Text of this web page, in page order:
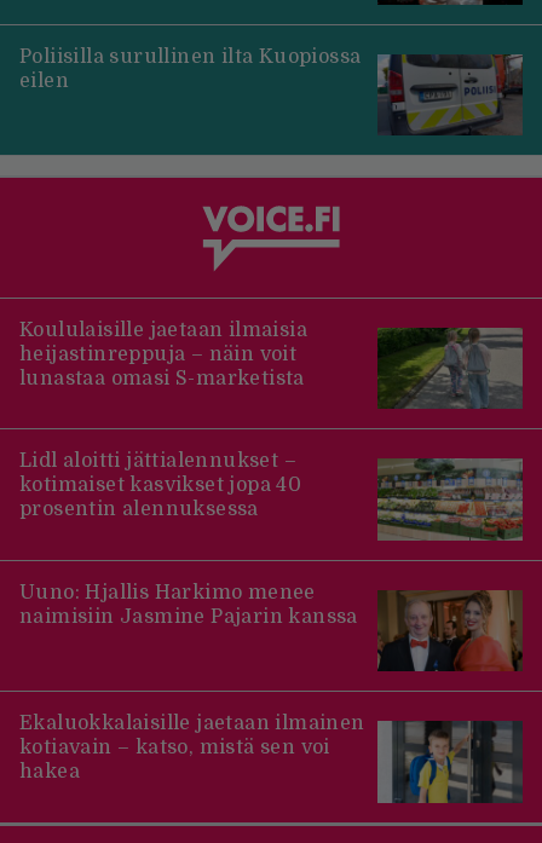
Poliisilla surullinen ilta Kuopiossa
eilen
Koululaisille jaetaan ilmaisia
heijastinreppuja – näin voit
lunastaa omasi S-marketista
Lidl aloitti jättialennukset –
kotimaiset kasvikset jopa 40
prosentin alennuksessa
Uuno: Hjallis Harkimo menee
naimisiin Jasmine Pajarin kanssa
Ekaluokkalaisille jaetaan ilmainen
kotiavain – katso, mistä sen voi
hakea